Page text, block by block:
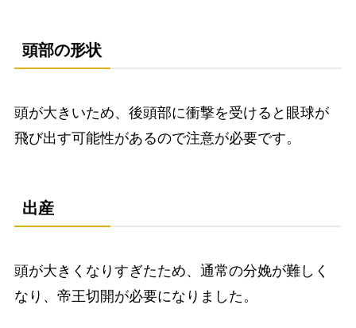
頭部の形状
頭が大きいため、後頭部に衝撃を受けると眼球が
飛び出す可能性があるので注意が必要です。
出産
頭が大きくなりすぎたため、通常の分娩が難しく
なり、帝王切開が必要になりました。